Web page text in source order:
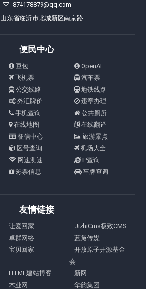
874178879@qq.com
山东省临沂市北城新区南京路
便民中心
豆包
OpenAI
飞机票
汽车票
公交线路
地铁线路
外汇牌价
违章办理
手机查询
公共厕所
在线地图
在线翻译
征信中心
旅游景点
区号查询
机场大全
网速测速
IP查询
彩票信息 车牌查询
友情链接
让爱回家
JizhiCms极致CMS
卓群网络
蓝黛传媒
宝贝回家
开放原子开源基金
会
HTML建站博客
新网
木业网
华韵集团